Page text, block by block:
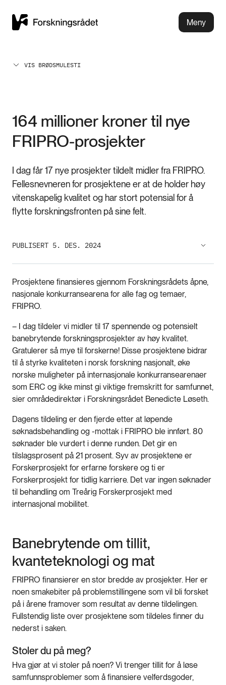
Meny
VIS BRØDSMULESTI
164 millioner kroner til nye
FRIPRO-prosjekter
I dag får 17 nye prosjekter tildelt midler fra FRIPRO.
Fellesnevneren for prosjektene er at de holder høy
vitenskapelig kvalitet og har stort potensial for å
flytte forskningsfronten på sine felt.
PUBLISERT 5. DES. 2024
Prosjektene finansieres gjennom Forskningsrådets åpne,
nasjonale konkurransearena for alle fag og temaer,
FRIPRO.
– I dag tildeler vi midler til 17 spennende og potensielt
banebrytende forskningsprosjekter av høy kvalitet.
Gratulerer så mye til forskerne! Disse prosjektene bidrar
til å styrke kvaliteten i norsk forskning nasjonalt, øke
norske muligheter på internasjonale konkurransearenaer
som ERC og ikke minst gi viktige fremskritt for samfunnet,
sier områdedirektør i Forskningsrådet Benedicte Løseth.
Dagens tildeling er den fjerde etter at løpende
søknadsbehandling og -mottak i FRIPRO ble innført. 80
søknader ble vurdert i denne runden. Det gir en
tilslagsprosent på 21 prosent. Syv av prosjektene er
Forskerprosjekt for erfarne forskere og ti er
Forskerprosjekt for tidlig karriere. Det var ingen søknader
til behandling om Treårig Forskerprosjekt med
internasjonal mobilitet.
Banebrytende om tillit,
kvanteteknologi og mat
FRIPRO finansierer en stor bredde av prosjekter. Her er
noen smakebiter på problemstillingene som vil bli forsket
på i årene framover som resultat av denne tildelingen.
Fullstendig liste over prosjektene som tildeles finner du
nederst i saken.
Stoler du på meg?
Hva gjør at vi stoler på noen? Vi trenger tillit for å løse
samfunnsproblemer som å finansiere velferdsgoder,